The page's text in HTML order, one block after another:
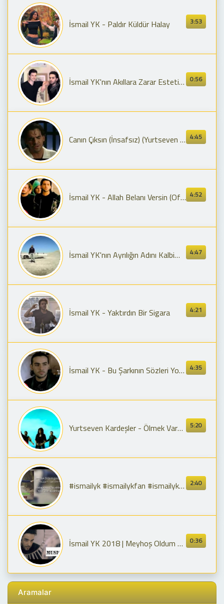
3:53
İsmail YK - Paldır Küldür Halay
0:56
İsmail YK'nın Akıllara Zarar Estetik Reklamı
4:45
Canın Çıksın (İnsafsız) (Yurtseven Kardeşler)
4:52
İsmail YK - Allah Belanı Versin (Official Video)
4:47
İsmail YK'nın Ayrılığın Adını Kalbime Yazdım
4:21
İsmail YK - Yaktırdın Bir Sigara
4:35
İsmail YK - Bu Şarkının Sözleri Yok (Official Video)
5:20
Yurtseven Kardeşler - Ölmek Vardır Dönmek Yoktur (Official Video)
2:40
#ismailyk #ismailykfan #ismailykremix
0:36
İsmail YK 2018 | Meyhoş Oldum HD (Kamera Arkası)
Aramalar